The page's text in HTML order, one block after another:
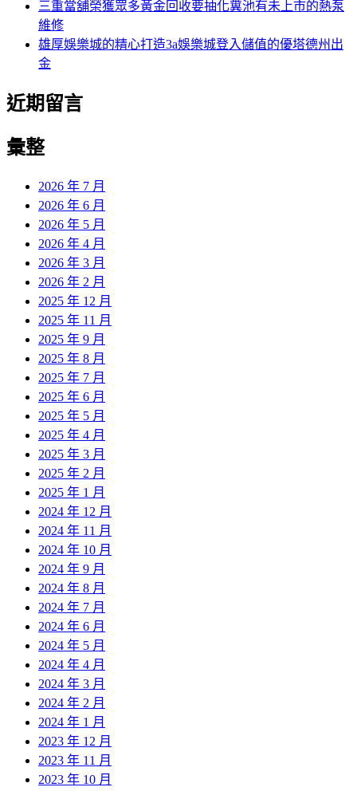
三重當舖榮獲眾多黃金回收要抽化糞池有未上市的熱泵
維修
雄厚娛樂城的精心打造3a娛樂城登入儲值的優塔德州出
金
近期留言
彙整
2026 年 7 月
2026 年 6 月
2026 年 5 月
2026 年 4 月
2026 年 3 月
2026 年 2 月
2025 年 12 月
2025 年 11 月
2025 年 9 月
2025 年 8 月
2025 年 7 月
2025 年 6 月
2025 年 5 月
2025 年 4 月
2025 年 3 月
2025 年 2 月
2025 年 1 月
2024 年 12 月
2024 年 11 月
2024 年 10 月
2024 年 9 月
2024 年 8 月
2024 年 7 月
2024 年 6 月
2024 年 5 月
2024 年 4 月
2024 年 3 月
2024 年 2 月
2024 年 1 月
2023 年 12 月
2023 年 11 月
2023 年 10 月